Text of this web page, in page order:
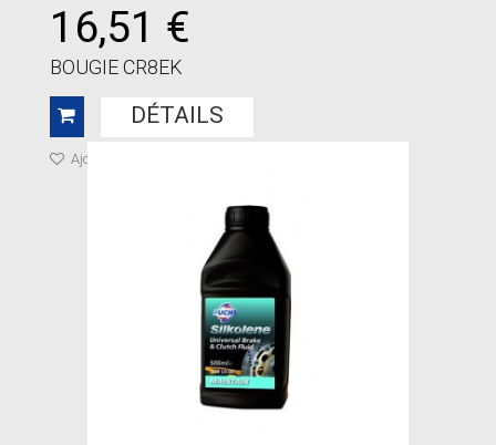
16,51 €
BOUGIE CR8EK
DÉTAILS
Ajouter à ma liste de cadeaux